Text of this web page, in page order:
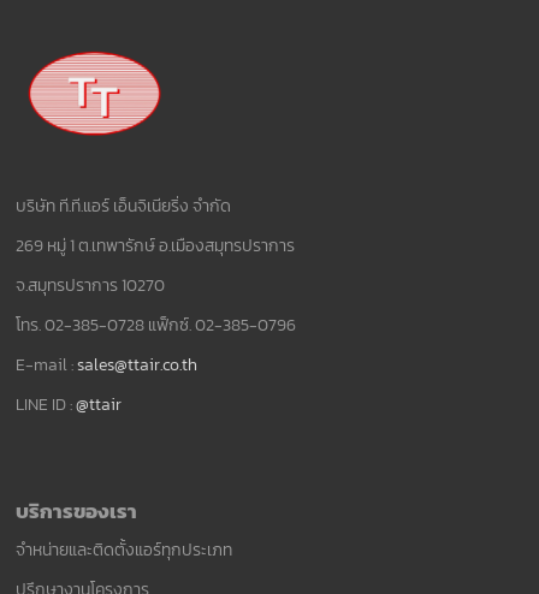
บริษัท ที.ที.แอร์ เอ็นจิเนียริ่ง จำกัด
269 หมู่ 1 ต.เทพารักษ์ อ.เมืองสมุทรปราการ
จ.สมุทรปราการ 10270
โทร. 02-385-0728 แฟ็กซ์. 02-385-0796
E-mail :sales@ttair.co.th
LINE ID :@ttair
บริการของเรา
จำหน่ายและติดตั้งแอร์ทุกประเภท